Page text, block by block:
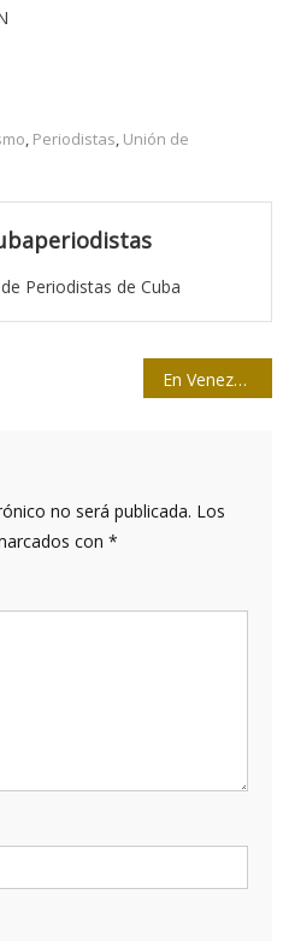
, Periodistas, Unión de
Periodistas de Cuba
En Venezuela no habrá golpe parlamentario
no será publicada. Los
con *